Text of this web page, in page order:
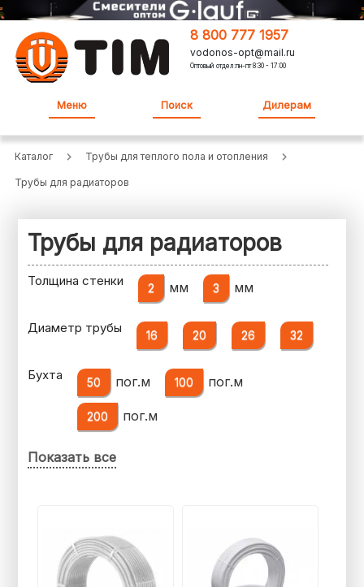
8 800 777 1957
vodonos-opt@mail.ru
Оптовый отдел:пн-пт 8:30 - 17:00
Меню Поиск Дилерам
Каталог Трубы для теплого пола и отопления
Трубы для радиаторов
Трубы для радиаторов
Толщина стенки 2 мм 3 мм
Диаметр трубы 16 20 26 32
Бухта 50 пог.м 100 пог.м
200 пог.м
Показать все